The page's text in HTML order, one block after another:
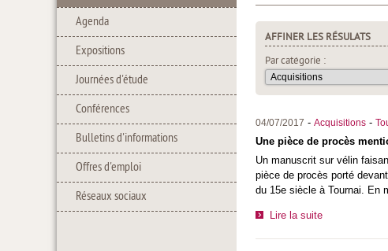
Agenda
Expositions
Journées d'étude
Conférences
Bulletins d'informations
Offres d'emploi
Réseaux sociaux
AFFINER LES RÉSULATS
Par catégorie :
04/07/2017 - Acquisitions -
Une pièce de procès
Un manuscrit sur vélin
pièce de procès porté
du 15e siècle à Tournai. En
Lire la suite